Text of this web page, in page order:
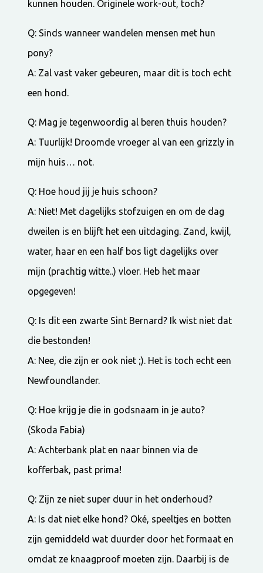
kunnen houden. Originele work-out, toch?
Q: Sinds wanneer wandelen mensen met hun
pony?
A: Zal vast vaker gebeuren, maar dit is toch echt
een hond.
Q: Mag je tegenwoordig al beren thuis houden?
A: Tuurlijk! Droomde vroeger al van een grizzly in
mijn huis… not.
Q: Hoe houd jij je huis schoon?
A: Niet! Met dagelijks stofzuigen en om de dag
dweilen is en blijft het een uitdaging. Zand, kwijl,
water, haar en een half bos ligt dagelijks over
mijn (prachtig witte..) vloer. Heb het maar
opgegeven!
Q: Is dit een zwarte Sint Bernard? Ik wist niet dat
die bestonden!
A: Nee, die zijn er ook niet ;). Het is toch echt een
Newfoundlander.
Q: Hoe krijg je die in godsnaam in je auto?
(Skoda Fabia)
A: Achterbank plat en naar binnen via de
kofferbak, past prima!
Q: Zijn ze niet super duur in het onderhoud?
A: Is dat niet elke hond? Oké, speeltjes en botten
zijn gemiddeld wat duurder door het formaat en
omdat ze knaagproof moeten zijn. Daarbij is de